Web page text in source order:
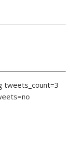
tweets_count=3